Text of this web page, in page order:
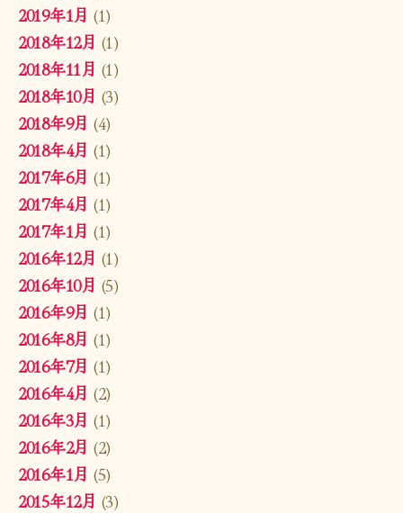
2019年1月 (1)
2018年12月 (1)
2018年11月 (1)
2018年10月 (3)
2018年9月 (4)
2018年4月 (1)
2017年6月 (1)
2017年4月 (1)
2017年1月 (1)
2016年12月 (1)
2016年10月 (5)
2016年9月 (1)
2016年8月 (1)
2016年7月 (1)
2016年4月 (2)
2016年3月 (1)
2016年2月 (2)
2016年1月 (5)
2015年12月 (3)